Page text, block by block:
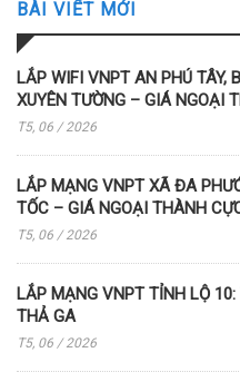
BÀI VIẾT MỚI
LẮP WIFI VNPT AN PHÚ TÂY,
XUYÊN TƯỜNG – GIÁ NGOẠI
T5, 06 / 2026
LẮP MẠNG VNPT XÃ ĐA
TỐC – GIÁ NGOẠI THÀNH
T5, 06 / 2026
LẮP MẠNG VNPT TỈNH LỘ
THẢ GA
T5, 06 / 2026